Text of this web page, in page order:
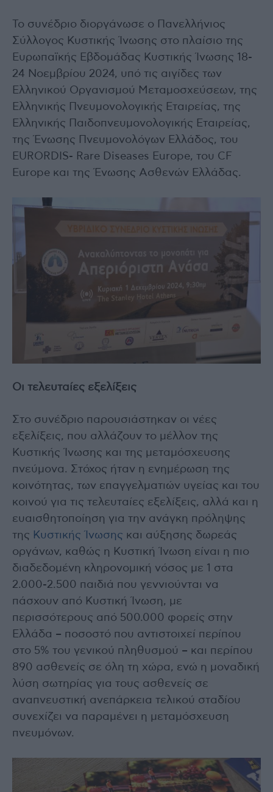
Το συνέδριο διοργάνωσε ο Πανελλήνιος
Σύλλογος Κυστικής Ίνωσης στο πλαίσιο της
Ευρωπαϊκής Εβδομάδας Κυστικής Ίνωσης 18-
24 Νοεμβρίου 2024, υπό τις αιγίδες των
Ελληνικού Οργανισμού Μεταμοσχεύσεων, της
Ελληνικής Πνευμονολογικής Εταιρείας, της
Ελληνικής Παιδοπνευμονολογικής Εταιρείας,
της Ένωσης Πνευμονολόγων Ελλάδος, του
EURORDIS- Rare Diseases Europe, του CF
Europe και της Ένωσης Ασθενών Ελλάδας.
Οι τελευταίες εξελίξεις
Στο συνέδριο παρουσιάστηκαν οι νέες
εξελίξεις, που αλλάζουν το μέλλον της
Κυστικής Ίνωσης και της μεταμόσχευσης
πνεύμονα. Στόχος ήταν η ενημέρωση της
κοινότητας, των επαγγελματιών υγείας και του
κοινού για τις τελευταίες εξελίξεις, αλλά και η
ευαισθητοποίηση για την ανάγκη πρόληψης
της Κυστικής Ίνωσης και αύξησης δωρεάς
οργάνων, καθώς η Κυστική Ίνωση είναι η πιο
διαδεδομένη κληρονομική νόσος με 1 στα
2.000-2.500 παιδιά που γεννιούνται να
πάσχουν από Κυστική Ίνωση, με
περισσότερους από 500.000 φορείς στην
Ελλάδα – ποσοστό που αντιστοιχεί περίπου
στο 5% του γενικού πληθυσμού – και περίπου
890 ασθενείς σε όλη τη χώρα, ενώ η μοναδική
λύση σωτηρίας για τους ασθενείς σε
αναπνευστική ανεπάρκεια τελικού σταδίου
συνεχίζει να παραμένει η μεταμόσχευση
πνευμόνων.